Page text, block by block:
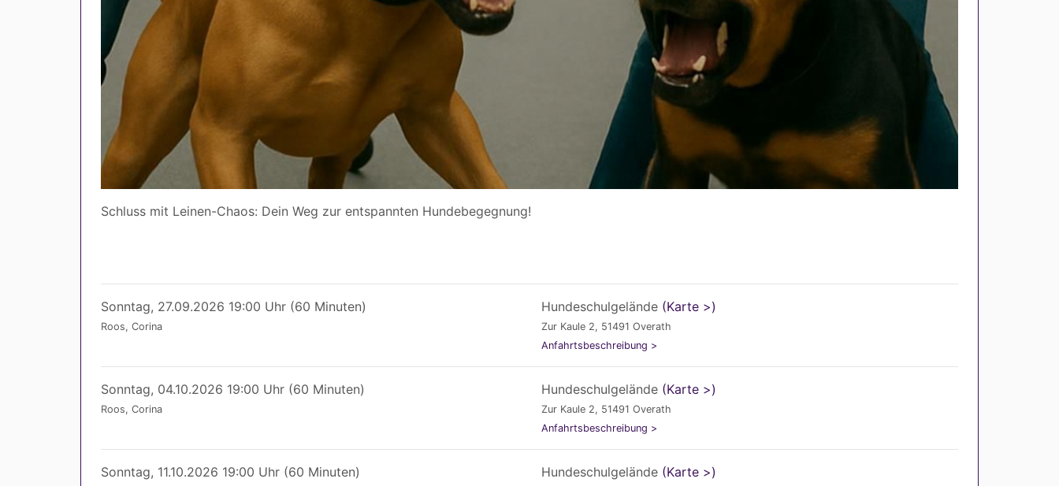
Schluss mit Leinen-Chaos: Dein Weg zur entspannten Hundebegegnung!
Sonntag, 27.09.2026 19:00 Uhr (60 Minuten)
Roos, Corina
Hundeschulgelände (Karte >)
Zur Kaule 2, 51491 Overath
Anfahrtsbeschreibung >
Sonntag, 04.10.2026 19:00 Uhr (60 Minuten)
Roos, Corina
Hundeschulgelände (Karte >)
Zur Kaule 2, 51491 Overath
Anfahrtsbeschreibung >
Sonntag, 11.10.2026 19:00 Uhr (60 Minuten) Hundeschulgelände (Karte >)